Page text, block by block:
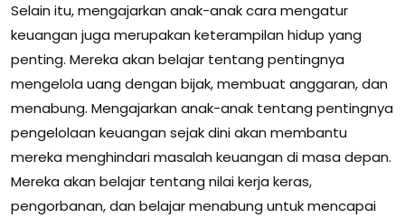
Selain itu, mengajarkan anak-anak cara mengatur
keuangan juga merupakan keterampilan hidup yang
penting. Mereka akan belajar tentang pentingnya
mengelola uang dengan bijak, membuat anggaran, dan
menabung. Mengajarkan anak-anak tentang pentingnya
pengelolaan keuangan sejak dini akan membantu
mereka menghindari masalah keuangan di masa depan.
Mereka akan belajar tentang nilai kerja keras,
pengorbanan, dan belajar menabung untuk mencapai